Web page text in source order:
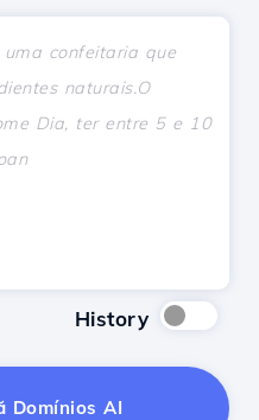
History
Domínios AI